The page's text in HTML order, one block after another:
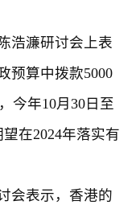
濂研讨会上表
预算中拨款5000
今年10月30日至
在2024年落实有
表示，香港的